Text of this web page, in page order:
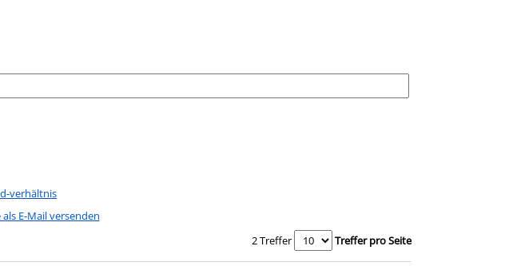
verhältnis
E-Mail versenden
2 Treffer Treffer pro Seite